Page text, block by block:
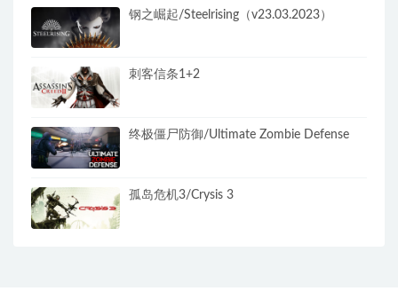
钢之崛起/Steelrising（v23.03.2023）
刺客信条1+2
终极僵尸防御/Ultimate Zombie Defense
孤岛危机3/Crysis 3